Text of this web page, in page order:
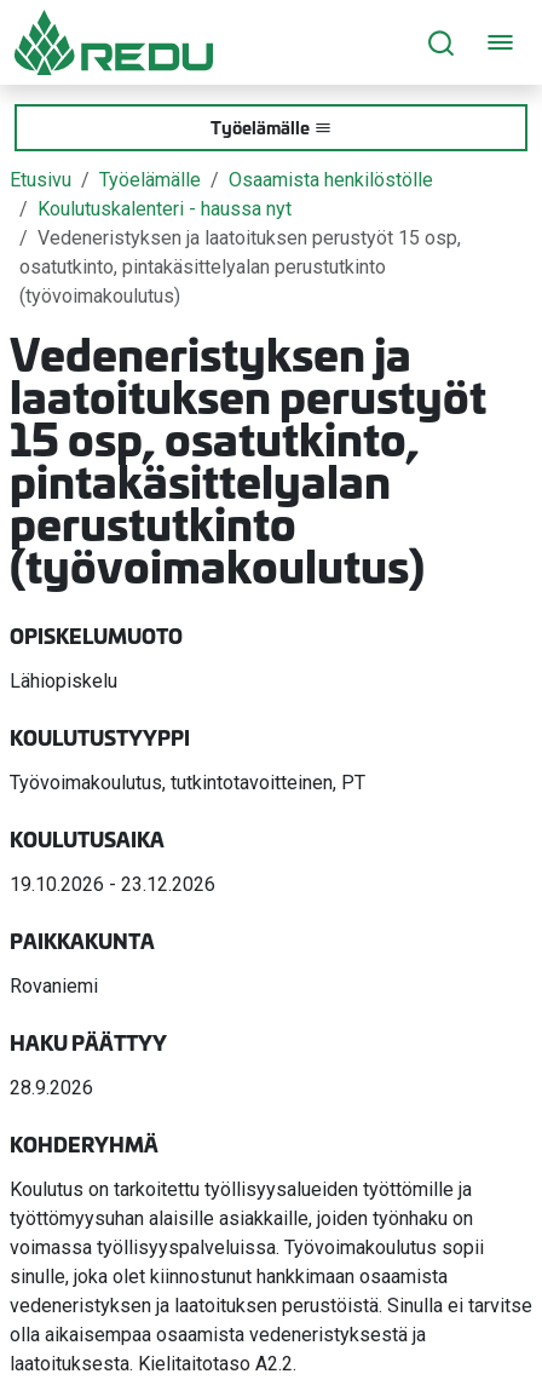
Siirry sivusisältöön
Työelämälle
Etusivu Työelämälle
Osaamista henkilöstölle
Koulutuskalenteri - haussa nyt
Vedeneristyksen ja laatoituksen perustyöt 15 osp,
osatutkinto, pintakäsittelyalan perustutkinto
(työvoimakoulutus)
Vedeneristyksen ja
laatoituksen perustyöt
15 osp, osatutkinto,
pintakäsittelyalan
perustutkinto
(työvoimakoulutus)
OPISKELUMUOTO
Lähiopiskelu
KOULUTUSTYYPPI
Työvoimakoulutus, tutkintotavoitteinen, PT
KOULUTUSAIKA
19.10.2026 - 23.12.2026
PAIKKAKUNTA
Rovaniemi
HAKU PÄÄTTYY
28.9.2026
KOHDERYHMÄ
Koulutus on tarkoitettu työllisyysalueiden työttömille ja
työttömyysuhan alaisille asiakkaille, joiden työnhaku on
voimassa työllisyyspalveluissa. Työvoimakoulutus sopii
sinulle, joka olet kiinnostunut hankkimaan osaamista
vedeneristyksen ja laatoituksen perustöistä. Sinulla ei tarvitse
olla aikaisempaa osaamista vedeneristyksestä ja
laatoituksesta. Kielitaitotaso A2.2.